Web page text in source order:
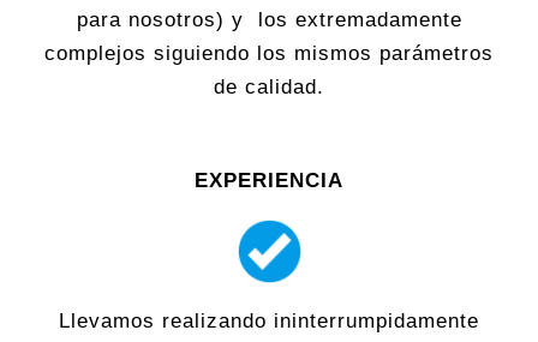
para nosotros) y los extremadamente
complejos siguiendo los mismos parámetros
de calidad.
EXPERIENCIA
Llevamos realizando ininterrumpidamente